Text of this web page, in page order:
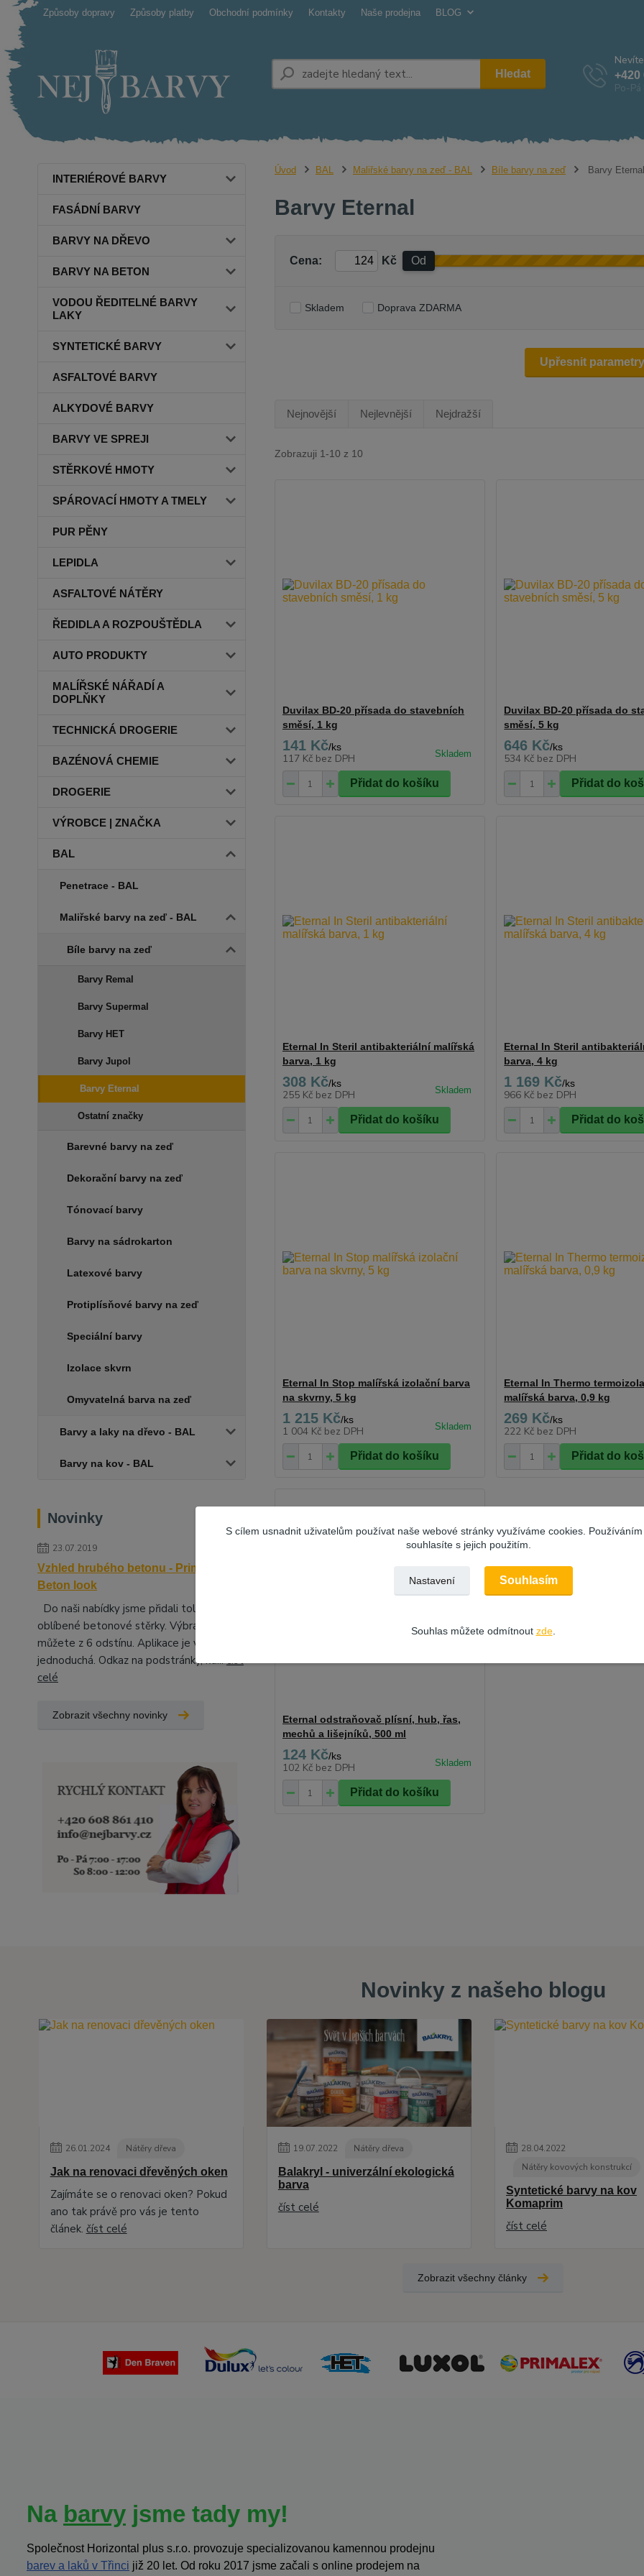
Způsoby dopravy Způsoby platby Obchodní podmínky Kontakty Naše prodejna BLOG
Hledat +420
Po-
INTERIÉROVÉ BARVY
FASÁDNÍ BARVY
BARVY NA DŘEVO
BARVY NA BETON
VODOU ŘEDITELNÉ BARVY
LAKY
SYNTETICKÉ BARVY
ASFALTOVÉ BARVY
ALKYDOVÉ BARVY
BARVY VE SPREJI
STĚRKOVÉ HMOTY
SPÁROVACÍ HMOTY A TMELY
PUR PĚNY
LEPIDLA
ASFALTOVÉ NÁTĚRY
ŘEDIDLA A ROZPOUŠTĚDLA
AUTO PRODUKTY
MALÍŘSKÉ NÁŘADÍ A
DOPLŇKY
TECHNICKÁ DROGERIE
BAZÉNOVÁ CHEMIE
DROGERIE
VÝROBCE | ZNAČKA
BAL
Penetrace - BAL
Maliřské barvy na zeď - BAL
Bíle barvy na zeď
Barvy Remal
Barvy Supermal
Barvy HET
Barvy Jupol
Barvy Eternal
Ostatní značky
Barevné barvy na zeď
Dekorační barvy na zeď
Tónovací barvy
Barvy na sádrokarton
Latexové barvy
Protiplísňové barvy na zeď
Speciální barvy
Izolace skvrn
Omyvatelná barva na zeď
Barvy a laky na dřevo - BAL
Barvy na kov - BAL
Novinky
23.07.2019
Vzhled hrubého betonu - Primalex
Beton look
Do naši nabídky jsme přidali tolik
oblíbené betonové stěrky. Výbrat si
můžete z 6 odstínu. Aplikace je velice
jednoduchá. Odkaz na podstránky, kd...číst
celé
Zobrazit všechny novinky
Úvod BAL Maliřské barvy na zeď - BAL Bíle barvy na zeď Barvy Eternal
Barvy Eternal
Upřesnit parametry
Cena: Kč Od
Skladem Doprava ZDARMA
Nejnovější Nejlevnější Nejdražší
Zobrazuji 1-10 z 10
Duvilax BD-20 přísada do stavebních
směsí, 1 kg
141 Kč/ks
117 Kč bez DPH
Přidat do košíku
Duvilax BD-20 přísada do
směsí, 5 kg
646 Kč/ks
534 Kč bez DPH
Přidat do
Eternal In Steril antibakteriální malířská
barva, 1 kg
308 Kč/ks
255 Kč bez DPH
Přidat do košíku
Eternal In Steril
barva, 4 kg
1 169 Kč/ks
966 Kč bez DPH
Přidat do
Eternal In Stop malířská izolační barva
na skvrny, 5 kg
1 215 Kč/ks
1 004 Kč bez DPH
Přidat do košíku
Eternal In Thermo
malířská barva, 0,9 kg
269 Kč/ks
222 Kč bez DPH
Přidat do
Eternal odstraňovač plísní, hub, řas,
mechů a lišejníků, 500 ml
124 Kč/ks
102 Kč bez DPH
Přidat do košíku
Novinky z našeho blogu
26.01.2024 Nátěry dřeva
Jak na renovaci dřevěných oken
Zajímáte se o renovaci oken? Pokud
ano tak právě pro vás je tento
článek. číst celé
19.07.2022 Nátěry dřeva
Balakryl - univerzální ekologická
barva
číst celé
28.04.2022
Nátěry kovových konstrukcí
Syntetické barvy na kov
Komaprim
číst celé
Zobrazit všechny články
Na barvy jsme tady my!
Společnost Horizontal plus s.r.o. provozuje specializovanou kamennou prodejnu
barev a laků v Třinci již 20 let. Od roku 2017 jsme začali s online prodejem na
S cílem usnadnit uživatelům používat naše webové stránky využíváme cookies.
souhlasíte s jejich použitím.
Nastavení Souhlasím
Souhlas můžete odmítnout zde.